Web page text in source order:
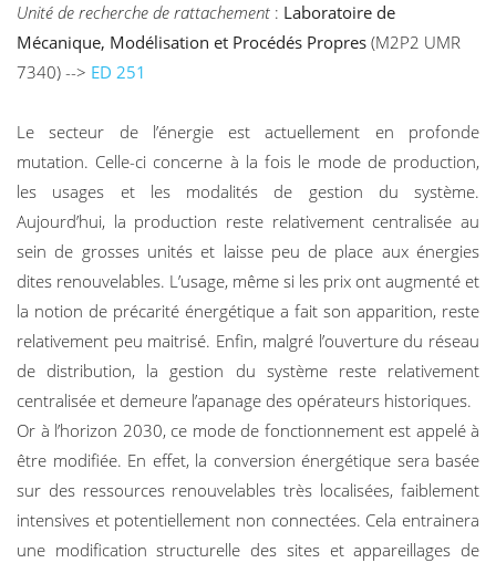
Unité de recherche de rattachement : Laboratoire de
Mécanique, Modélisation et Procédés Propres(M2P2 UMR
7340) --> ED 251
Le secteur de l’énergie est actuellement en profonde
mutation. Celle-ci concerne à la fois le mode de production,
les usages et les modalités de gestion du système.
Aujourd’hui, la production reste relativement centralisée au
sein de grosses unités et laisse peu de place aux énergies
dites renouvelables. L’usage, même si les prix ont augmenté et
la notion de précarité énergétique a fait son apparition, reste
relativement peu maitrisé. Enfin, malgré l’ouverture du réseau
de distribution, la gestion du système reste relativement
centralisée et demeure l’apanage des opérateurs historiques.
Or à l’horizon 2030, ce mode de fonctionnement est appelé à
être modifiée. En effet, la conversion énergétique sera basée
sur des ressources renouvelables très localisées, faiblement
intensives et potentiellement non connectées. Cela entrainera
une modification structurelle des sites et appareillages de